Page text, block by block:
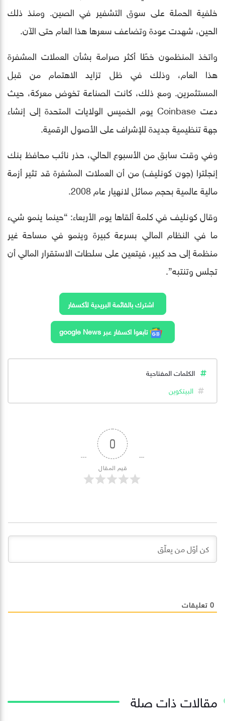
خلفية الحملة على سوق التشفير في الصين. ومنذ ذلك
الحين، شهدت عودة وتضاعف سعرها هذا العام حتى الآن.
واتخذ المنظمون خطًا أكثر صرامة بشأن العملات المشفرة
هذا العام، وذلك في ظل تزايد الاهتمام من قبل
المستثمرين. ومع ذلك، كانت الصناعة تخوض معركة، حيث
دعت Coinbase يوم الخميس الولايات المتحدة إلى إنشاء
جهة تنظيمية جديدة للإشراف على الأصول الرقمية.
وفي وقت سابق من الأسبوع الحالي، حذر نائب محافظ بنك
إنجلترا (جون كونليف) من أن العملات المشفرة قد تثير أزمة
مالية عالمية بحجم مماثل لانهيار عام 2008.
وقال كونليف في كلمة ألقاها يوم الأربعاء: “حينما ينمو شيء
ما في النظام المالي بسرعة كبيرة وينمو في مساحة غير
منظمة إلى حد كبير، فيتعين على سلطات الاستقرار المالي أن
تجلس وتنتبه”.
اشترك بالقائمة البريدية لأكسفار
تابعوا اكسفار عبر google News
الكلمات المفتاحية
البيتكوين
0
قيم المقال
0 تعليقات
مقالات ذات صلة